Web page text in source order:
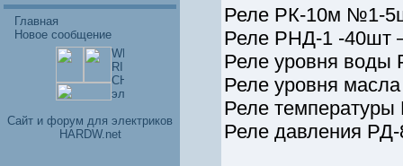
Главная
Новое сообщение
Cайт и форум для электриков
HARDW.net
Реле РК-10м №1-
Реле РНД-1 -40шт
Реле уровня воды
Реле уровня
Реле
Реле давления РД-